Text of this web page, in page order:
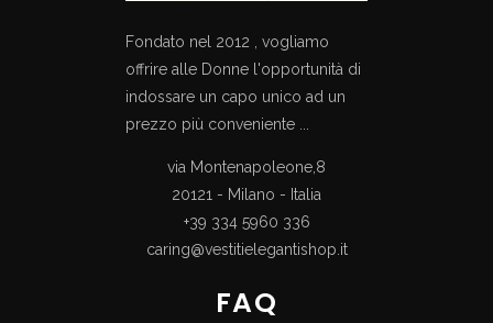
Fondato nel 2012 , vogliamo
offrire alle Donne l'opportunità di
indossare un capo unico ad un
prezzo più conveniente ...
via Montenapoleone,8
20121 - Milano - Italia
+39 334 5960 336
caring@vestitielegantishop.it
FAQ